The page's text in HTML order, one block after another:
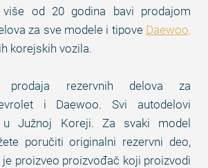
od 20 godina bavi prodajom
za sve modele i tipove Daewoo,
korejskih vozila.
prodaja rezervnih delova za
i Daewoo. Svi autodelovi
u Južnoj Koreji. Za svaki model
poručiti originalni rezervni deo,
proizveo proizvođač koji proizvodi